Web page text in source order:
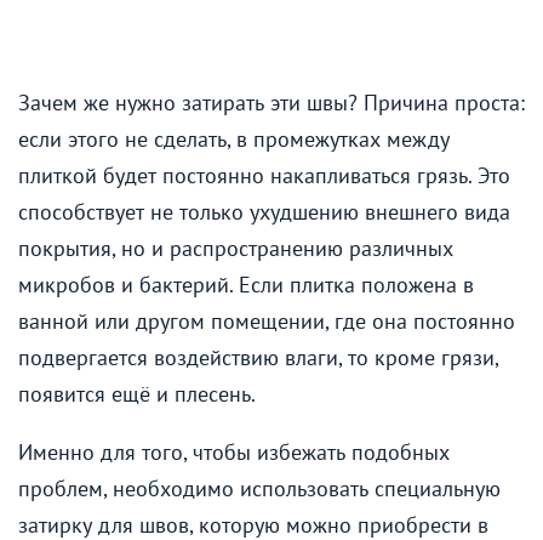
Зачем же нужно затирать эти швы? Причина проста:
если этого не сделать, в промежутках между
плиткой будет постоянно накапливаться грязь. Это
способствует не только ухудшению внешнего вида
покрытия, но и распространению различных
микробов и бактерий. Если плитка положена в
ванной или другом помещении, где она постоянно
подвергается воздействию влаги, то кроме грязи,
появится ещё и плесень.
Именно для того, чтобы избежать подобных
проблем, необходимо использовать специальную
затирку для швов, которую можно приобрести в